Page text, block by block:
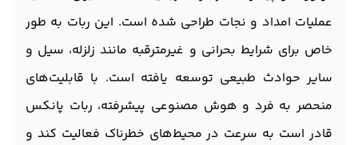
عملیات امداد و نجات طراحی شده است. این ربات به طور
خاص برای شرایط بحرانی و غیرمترقبه مانند زلزله، سیل و
سایر حوادث طبیعی توسعه یافته است. با قابلیت‌های
منحصر به فرد و هوش مصنوعی پیشرفته، ربات پانکس
قادر است به سرعت در محیط‌های خطرناک فعالیت کند و